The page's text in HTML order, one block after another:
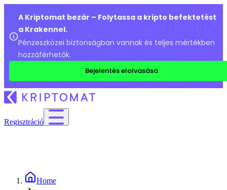
A Kriptomat bezár – Folytassa a kripto befektetést
a Krakennel.
Pénzeszközei biztonságban vannak és teljes mértékben
hozzáférhetők.
Bejelentés elolvasása
Regisztráció
Home